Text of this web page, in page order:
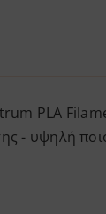
PLA
- υψηλή